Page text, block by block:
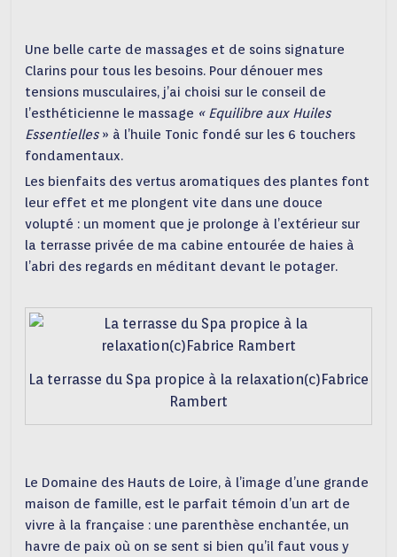
Une belle carte de massages et de soins signature
Clarins pour tous les besoins. Pour dénouer mes
tensions musculaires, j’ai choisi sur le conseil de
l’esthéticienne le massage « Equilibre aux Huiles
Essentielles» à l’huile Tonic fondé sur les 6 touchers
fondamentaux.
Les bienfaits des vertus aromatiques des plantes font
leur effet et me plongent vite dans une douce
volupté : un moment que je prolonge à l’extérieur sur
la terrasse privée de ma cabine entourée de haies à
l’abri des regards en méditant devant le potager.
La terrasse du Spa propice à la relaxation(c)Fabrice
Rambert
Le Domaine des Hauts de Loire, à l’image d’une grande
maison de famille, est le parfait témoin d’un art de
vivre à la française : une parenthèse enchantée, un
havre de paix où on se sent si bien qu’il faut vous y